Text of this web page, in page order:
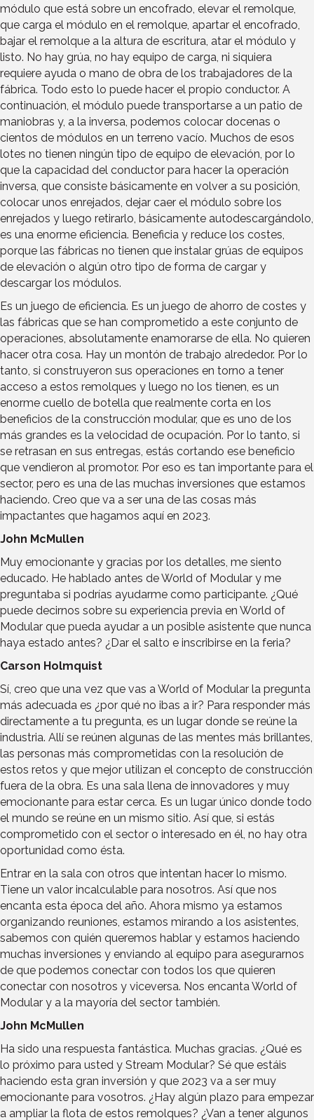
módulo que está sobre un encofrado, elevar el remolque,
que carga el módulo en el remolque, apartar el encofrado,
bajar el remolque a la altura de escritura, atar el módulo y
listo. No hay grúa, no hay equipo de carga, ni siquiera
requiere ayuda o mano de obra de los trabajadores de la
fábrica. Todo esto lo puede hacer el propio conductor. A
continuación, el módulo puede transportarse a un patio de
maniobras y, a la inversa, podemos colocar docenas o
cientos de módulos en un terreno vacío. Muchos de esos
lotes no tienen ningún tipo de equipo de elevación, por lo
que la capacidad del conductor para hacer la operación
inversa, que consiste básicamente en volver a su posición,
colocar unos enrejados, dejar caer el módulo sobre los
enrejados y luego retirarlo, básicamente autodescargándolo,
es una enorme eficiencia. Beneficia y reduce los costes,
porque las fábricas no tienen que instalar grúas de equipos
de elevación o algún otro tipo de forma de cargar y
descargar los módulos.
Es un juego de eficiencia. Es un juego de ahorro de costes y
las fábricas que se han comprometido a este conjunto de
operaciones, absolutamente enamorarse de ella. No quieren
hacer otra cosa. Hay un montón de trabajo alrededor. Por lo
tanto, si construyeron sus operaciones en torno a tener
acceso a estos remolques y luego no los tienen, es un
enorme cuello de botella que realmente corta en los
beneficios de la construcción modular, que es uno de los
más grandes es la velocidad de ocupación. Por lo tanto, si
se retrasan en sus entregas, estás cortando ese beneficio
que vendieron al promotor. Por eso es tan importante para el
sector, pero es una de las muchas inversiones que estamos
haciendo. Creo que va a ser una de las cosas más
impactantes que hagamos aquí en 2023.
John McMullen
Muy emocionante y gracias por los detalles, me siento
educado. He hablado antes de World of Modular y me
preguntaba si podrías ayudarme como participante. ¿Qué
puede decirnos sobre su experiencia previa en World of
Modular que pueda ayudar a un posible asistente que nunca
haya estado antes? ¿Dar el salto e inscribirse en la feria?
Carson Holmquist
Sí, creo que una vez que vas a World of Modular la pregunta
más adecuada es ¿por qué no ibas a ir? Para responder más
directamente a tu pregunta, es un lugar donde se reúne la
industria. Allí se reúnen algunas de las mentes más brillantes,
las personas más comprometidas con la resolución de
estos retos y que mejor utilizan el concepto de construcción
fuera de la obra. Es una sala llena de innovadores y muy
emocionante para estar cerca. Es un lugar único donde todo
el mundo se reúne en un mismo sitio. Así que, si estás
comprometido con el sector o interesado en él, no hay otra
oportunidad como ésta.
Entrar en la sala con otros que intentan hacer lo mismo.
Tiene un valor incalculable para nosotros. Así que nos
encanta esta época del año. Ahora mismo ya estamos
organizando reuniones, estamos mirando a los asistentes,
sabemos con quién queremos hablar y estamos haciendo
muchas inversiones y enviando al equipo para asegurarnos
de que podemos conectar con todos los que quieren
conectar con nosotros y viceversa. Nos encanta World of
Modular y a la mayoría del sector también.
John McMullen
Ha sido una respuesta fantástica. Muchas gracias. ¿Qué es
lo próximo para usted y Stream Modular? Sé que estáis
haciendo esta gran inversión y que 2023 va a ser muy
emocionante para vosotros. ¿Hay algún plazo para empezar
a ampliar la flota de estos remolques? ¿Van a tener algunos